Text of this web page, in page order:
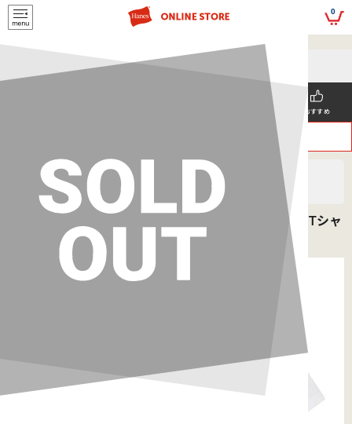
script> 0
5,500円(税込)以上
のご購入で送料を弊社負担で
お届けいたします
メールマガジンの登録で
おすすめ
ヘインズ > MEN'S > Tシャツ
Hanes THE RELAX リラックスフィット クルーネックTシャ
ツ 26SS ヘインズ(HM1-D204)